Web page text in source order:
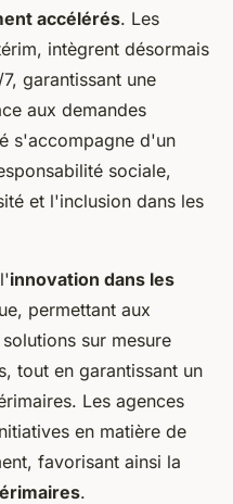
accélérés. Les
intègrent désormais
garantissant une
aux demandes
s'accompagne d'un
sociale,
et l'inclusion dans les
innovation dans les
permettant aux
sur mesure
tout en garantissant un
Les agences
en matière de
favorisant ainsi la
.